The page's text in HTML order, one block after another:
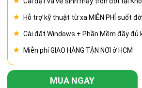
Hỗ trợ kỹ thuật từ xa MIỄN PHÍ suốt
Cài đặt Windows + Phần Mềm đầy đủ
Miễn phí GIAO HÀNG TẬN NƠI ở HCM
MUA NGAY